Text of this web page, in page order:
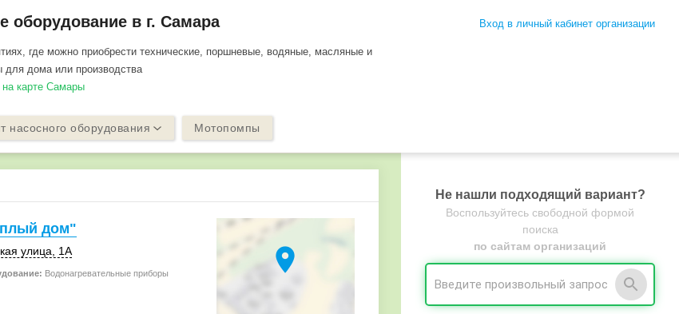
оборудование в г. Самара
где можно приобрести технические, поршневые, водяные, масляные и
для дома или производства
на карте Самары
Вход в личный кабинет организации
насосного оборудования Мотопомпы
дом"
улица, 1А
Водонагревательные приборы location_on
Не нашли подходящий вариант?
Воспользуйтесь свободной формой
поиска
по сайтам организаций